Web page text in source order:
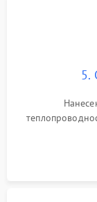
5.
шлейфов,